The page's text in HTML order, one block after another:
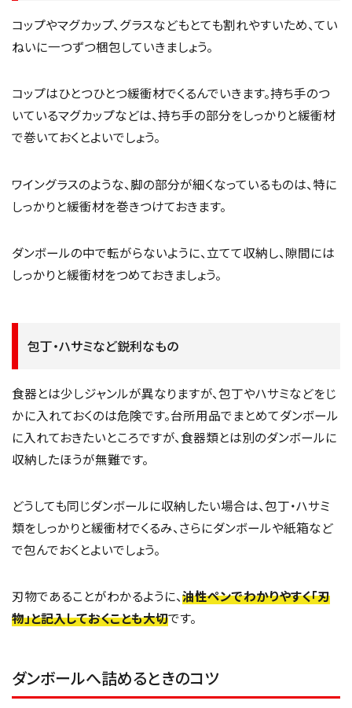
コップやマグカップ、グラスなどもとても割れやすいため、てい
ねいに一つずつ梱包していきましょう。
コップはひとつひとつ緩衝材でくるんでいきます。持ち手のつ
いているマグカップなどは、持ち手の部分をしっかりと緩衝材
で巻いておくとよいでしょう。
ワイングラスのような、脚の部分が細くなっているものは、特に
しっかりと緩衝材を巻きつけておきます。
ダンボールの中で転がらないように、立てて収納し、隙間には
しっかりと緩衝材をつめておきましょう。
包丁・ハサミなど鋭利なもの
食器とは少しジャンルが異なりますが、包丁やハサミなどをじ
かに入れておくのは危険です。台所用品でまとめてダンボール
に入れておきたいところですが、食器類とは別のダンボールに
収納したほうが無難です。
どうしても同じダンボールに収納したい場合は、包丁・ハサミ
類をしっかりと緩衝材でくるみ、さらにダンボールや紙箱など
で包んでおくとよいでしょう。
刃物であることがわかるように、油性ペンでわかりやすく「刃
物」と記入しておくことも大切です。
ダンボールへ詰めるときのコツ